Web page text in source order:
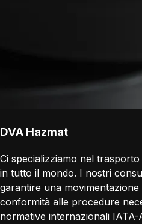
DVA Hazmat
Ci specializziamo nel
in tutto il mondo. I nostri
garantire una
conformità alle procedure
normative internazionali IATA-